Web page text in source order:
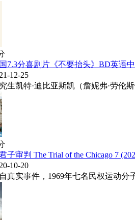
7.3分喜剧片《不要抬头》BD英语
12-25
生凯特·迪比亚斯凯（詹妮弗·劳伦
子审判 The Trial of the Chicago 7
10-20
真实事件，1969年七名民权运动